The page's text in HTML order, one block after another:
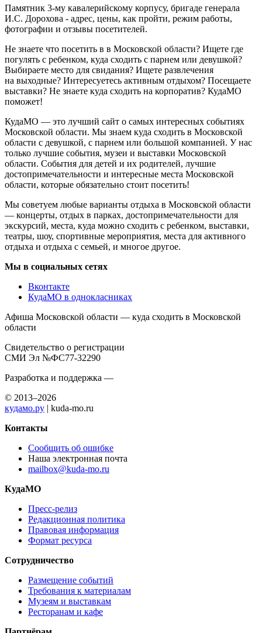
Памятник 3-му кавалерийскому корпусу, бригаде генерала
И.С. Дорохова - адрес, цены, как пройти, режим работы,
фотографии и отзывы посетителей.
Не знаете что посетить в в Московской области? Ищете где
погулять с ребенком, куда сходить с парнем или девушкой?
Выбираете место для свидания? Ищете развлечения
на выходные? Интересуетесь активным отдыхом? Посещаете
выставки? Не знаете куда сходить на корпоратив? КудаМО
поможет!
КудаМО — это лучший сайт о самых интересных событиях
Московской области. Мы знаем куда сходить в Московской
области с девушкой, с парнем или большой компанией. У нас
только лучшие события, музеи и выставки Московской
области. События для детей и их родителей, лучшие
достопримечательности и интересные места Московской
области, которые обязательно стоит посетить!
Мы советуем любые варианты отдыха в Московской области
— концерты, отдых в парках, достопримечательности для
экскурсий, места, куда можно сходить с ребенком, выставки,
театры, шоу, спортивные мероприятия, места для активного
отдыха и отдыха с семьей, и многое другое.
Мы в социальных сетях
Вконтакте
КудаМО в однокласниках
Афиша Московской области — куда сходить в Московской
области
Свидетельство о регистрации
СМИ Эл №ФС77-32290
Разработка и поддержка —
© 2013–2026
кудамо.ру | kuda-mo.ru
Контакты
Сообщить об ошибке
Наша электронная почта
mailbox@kuda-mo.ru
КудаМО
Пресс-релиз
Редакционная политика
Правовая информация
Формат ресурса
Сотрудничество
Размещение событий
Требования к материалам
Музеям и выставкам
Ресторанам и кафе